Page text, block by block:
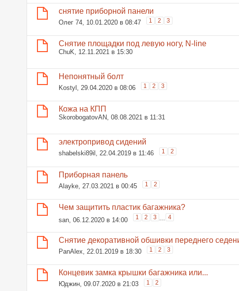
снятие приборной панели
Олег 74, 10.01.2020 в 08:47 1 2 3
Снятие площадки под левую ногу, N-line
ChuK, 12.11.2021 в 15:30
Непонятный болт
Kostyl , 29.04.2020 в 08:06 1 2 3
Кожа на КПП
SkorobogatovAN, 08.08.2021 в 11:31
электропривод сидений
shabelski89il , 22.04.2019 в 11:46 1 2
Приборная панель
Alayke, 27.03.2021 в 00:45 1 2
Чем защитить пластик багажника?
san, 06.12.2020 в 14:00 1 2 3 4
Снятие декоративной обшивки переднего
PanAlex , 22.01.2019 в 18:30 1 2 3
Концевик замка крышки багажника или...
Юджин, 09.07.2020 в 21:03 1 2